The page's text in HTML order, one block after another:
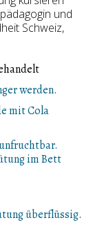
und
Schweiz,
werden.
mit Cola
im Bett
überflüssig.